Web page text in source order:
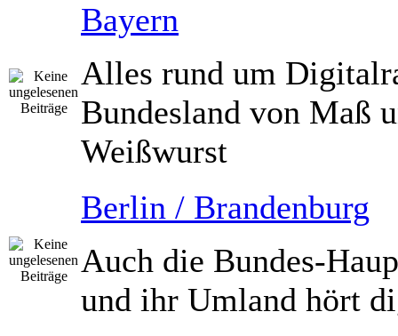
Bayern
Alles rund um
Bundesland von Maß
Weißwurst
Berlin / Brandenburg
Auch die Bundes-
und ihr Umland hört